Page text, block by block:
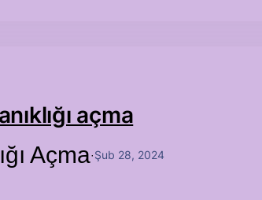
açma
Açma·Şub 28, 2024